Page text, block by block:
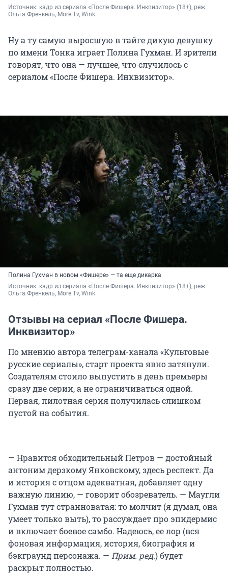
Источник: кадр из сериала «После Фишера. Инквизитор» (18+), реж.
Ольга Френкель, More.Tv, Wink
Ну а ту самую выросшую в тайге дикую девушку
по имени Тонка играет Полина Гухман. И зрители
говорят, что она — лучшее, что случилось с
сериалом «После Фишера. Инквизитор».
Полина Гухман в новом «Фишере» — та еще дикарка
Источник: кадр из сериала «После Фишера. Инквизитор» (18+), реж.
Ольга Френкель, More.Tv, Wink
Отзывы на сериал «После Фишера.
Инквизитор»
По мнению автора телеграм-канала «Культовые
русские сериалы», старт проекта явно затянули.
Создателям стоило выпустить в день премьеры
сразу две серии, а не ограничиваться одной.
Первая, пилотная серия получилась слишком
пустой на события.
— Нравится обходительный Петров — достойный
антоним дерзкому Янковскому, здесь респект. Да
и история с отцом адекватная, добавляет одну
важную линию, — говорит обозреватель. — Маугли
Гухман тут странноватая: то молчит (я думал, она
умеет только выть), то рассуждает про эпидермис
и включает боевое самбо. Надеюсь, ее лор (вся
фоновая информация, история, биография и
бэкграунд персонажа. — Прим. ред.) будет
раскрыт полностью.